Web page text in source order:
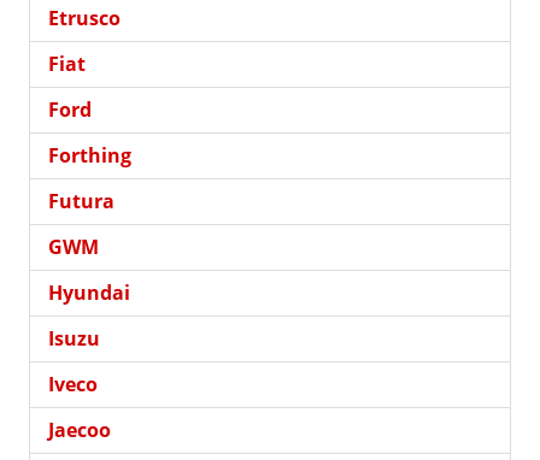
Etrusco
Fiat
Ford
Forthing
Futura
GWM
Hyundai
Isuzu
Iveco
Jaecoo